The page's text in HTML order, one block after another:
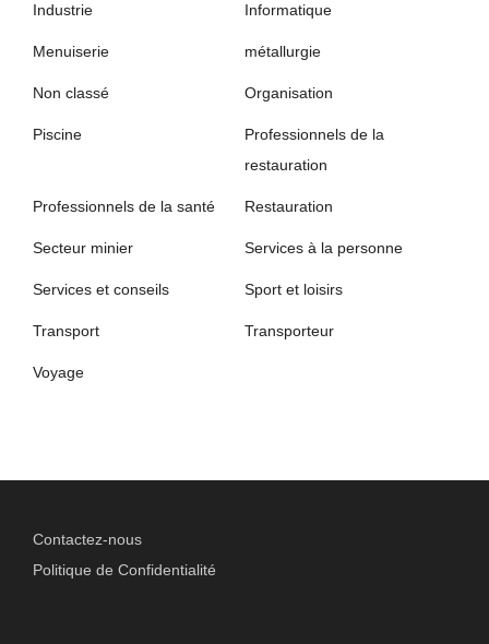
Industrie Informatique
Menuiserie métallurgie
Non classé Organisation
Piscine
Professionnels de la
restauration
Professionnels de la santé Restauration
Secteur minier Services à la personne
Services et conseils Sport et loisirs
Transport Transporteur
Voyage
Contactez-nous
Politique de Confidentialité